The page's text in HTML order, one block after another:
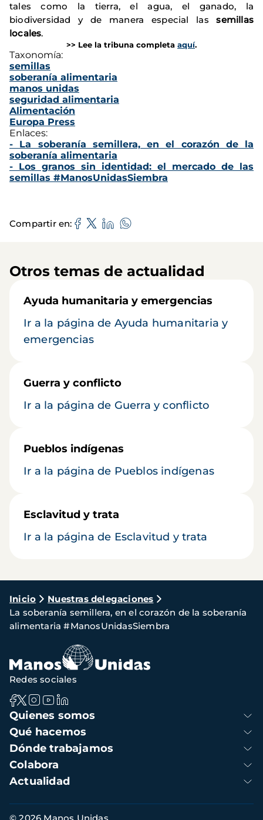
tales como la tierra, el agua, el ganado, la
biodiversidad y de manera especial las semillas
locales.
>> Lee la tribuna completa aquí.
Taxonomía:
semillas
soberanía alimentaria
manos unidas
seguridad alimentaria
Alimentación
Europa Press
Enlaces:
- La soberanía semillera, en el corazón de la
soberanía alimentaria
- Los granos sin identidad: el mercado de las
semillas #ManosUnidasSiembra
Compartir en
Otros temas de actualidad
Ayuda humanitaria y emergencias
Ir a la página de Ayuda humanitaria y
emergencias
Guerra y conflicto
Ir a la página de Guerra y conflicto
Pueblos indígenas
Ir a la página de Pueblos indígenas
Esclavitud y trata
Ir a la página de Esclavitud y trata
Ruta
de
navegación
Inicio
Nuestras delegaciones
La soberanía semillera, en el corazón de la soberanía
alimentaria #ManosUnidasSiembra
Navegación
principal
Quienes somos
Qué hacemos
Dónde trabajamos
Colabora
Actualidad
Redes sociales
Información